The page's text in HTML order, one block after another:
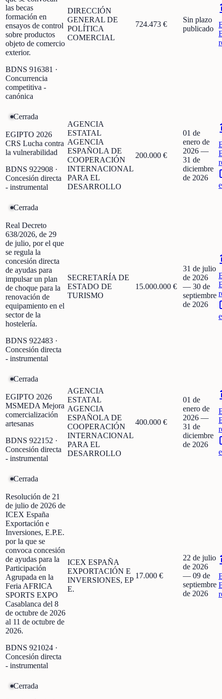
las becas
formación en
ensayos de control
sobre productos
objeto de comercio
exterior.
BDNS 916381 ·
Concurrencia
competitiva -
canónica
DIRECCIÓN
GENERAL DE
POLÍTICA
COMERCIAL
724.473 €
Sin plazo
publicado
Cerrada
EGIPTO 2026
CRS Lucha contra
la vulnerabilidad
BDNS 922908 ·
Concesión directa
- instrumental
AGENCIA
ESTATAL
AGENCIA
ESPAÑOLA DE
COOPERACIÓN
INTERNACIONAL
PARA EL
DESARROLLO
200.000 €
01 de
enero de
2026 —
31 de
diciembre
de 2026
Cerrada
Real Decreto
638/2026, de 29
de julio, por el que
se regula la
concesión directa
de ayudas para
impulsar un plan
de choque para la
renovación de
equipamiento en el
sector de la
hostelería.
BDNS 922483 ·
Concesión directa
- instrumental
SECRETARÍA DE
ESTADO DE
TURISMO
15.000.000 €
31 de julio
de 2026
— 30 de
septiembre
de 2026
Cerrada
EGIPTO 2026
MSMEDA Mejora
comercialización
artesanas
BDNS 922152 ·
Concesión directa
- instrumental
AGENCIA
ESTATAL
AGENCIA
ESPAÑOLA DE
COOPERACIÓN
INTERNACIONAL
PARA EL
DESARROLLO
400.000 €
01 de
enero de
2026 —
31 de
diciembre
de 2026
Cerrada
Resolución de 21
de julio de 2026 de
ICEX España
Exportación e
Inversiones, E.P.E.
por la que se
convoca concesión
de ayudas para la
Participación
Agrupada en la
Feria AFRICA
SPORTS EXPO
Casablanca del 8
de octubre de 2026
al 11 de octubre de
2026.
BDNS 921024 ·
Concesión directa
- instrumental
ICEX ESPAÑA
EXPORTACIÓN E
INVERSIONES, EP
E.
17.000 €
22 de julio
de 2026
— 09 de
septiembre
de 2026
Cerrada